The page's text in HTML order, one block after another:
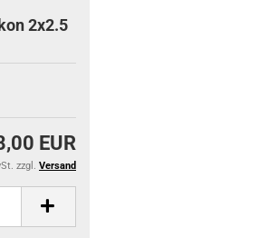
2x2.5
EUR
zzgl. Versand